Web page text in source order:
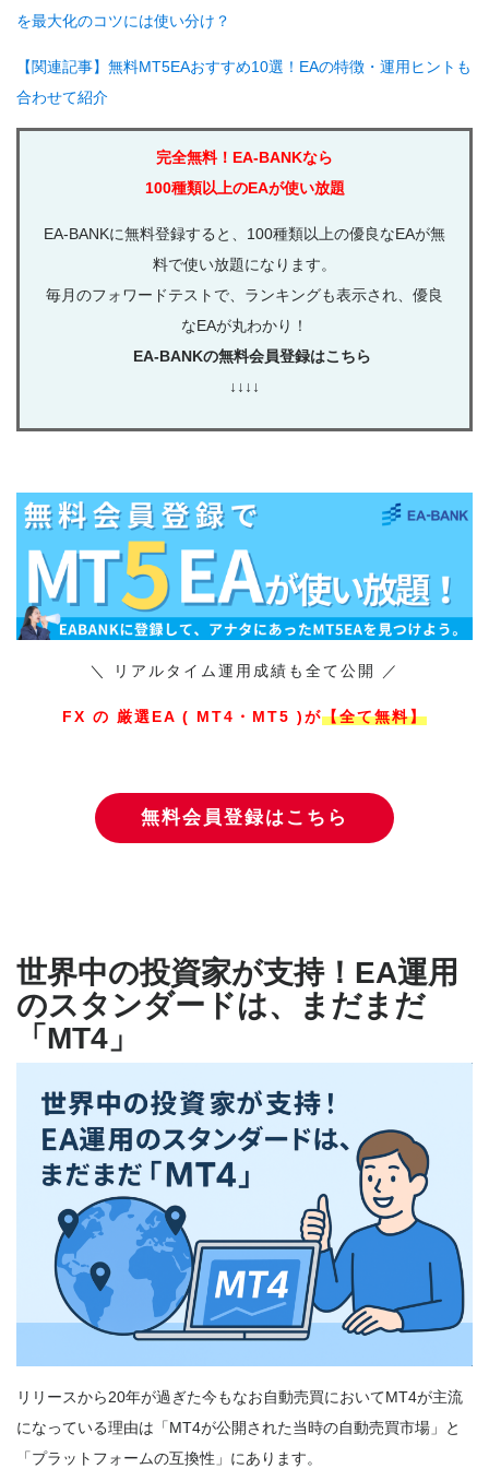
を最大化のコツには使い分け？
【関連記事】無料MT5EAおすすめ10選！EAの特徴・運用ヒントも
合わせて紹介
完全無料！EA-BANKなら
100種類以上のEAが使い放題
EA-BANKに無料登録すると、100種類以上の優良なEAが無
料で使い放題になります。
毎月のフォワードテストで、ランキングも表示され、優良
なEAが丸わかり！
EA-BANKの無料会員登録はこちら
↓↓↓↓
＼ リアルタイム運用成績も全て公開 ／
FX の 厳選EA ( MT4・MT5 )が【全て無料】
無料会員登録はこちら
世界中の投資家が支持！EA運用
のスタンダードは、まだまだ
「MT4」
リリースから20年が過ぎた今もなお自動売買においてMT4が主流
になっている理由は「MT4が公開された当時の自動売買市場」と
「プラットフォームの互換性」にあります。